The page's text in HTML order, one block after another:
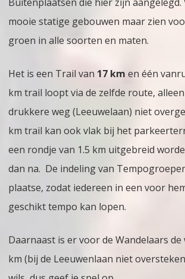
mooie statige gebouwen maar zien
groen in alle soorten en maten.
Het is een Trail van 17 km en één
km trail loopt via de zelfde route,
drukkere weg (Leeuwelaan) niet
km trail kan ook vlak bij het
een rondje van 1.5 km uitgebreid
dan na. De indeling van
plaatse, zodat iedereen in een voor
geschikt tempo kan lopen.
Daarnaast is er voor de Wandelaars de
km (bij de Leeuwenlaan niet